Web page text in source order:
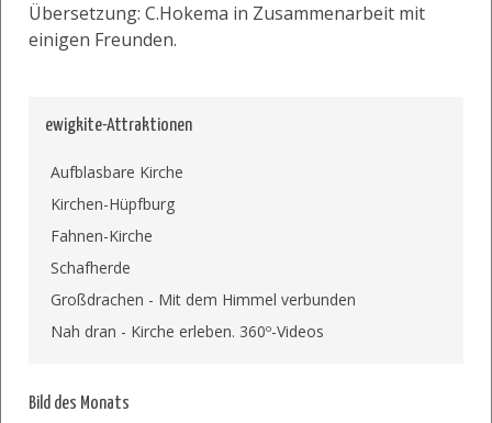
Übersetzung: C.Hokema in Zusammenarbeit mit
einigen Freunden.
ewigkite-Attraktionen
Aufblasbare Kirche
Kirchen-Hüpfburg
Fahnen-Kirche
Schafherde
Großdrachen - Mit dem Himmel verbunden
Nah dran - Kirche erleben. 360º-Videos
Bild des Monats